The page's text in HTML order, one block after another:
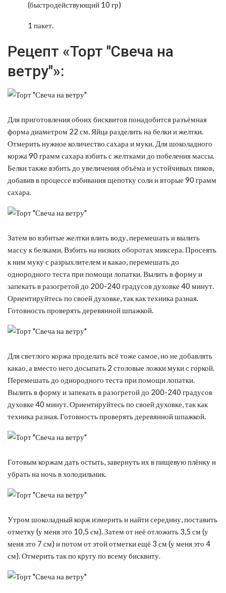
(быстродействующий 10 гр)
1 пакет.
Рецепт «Торт "Свеча на
ветру"»:
Для приготовления обоих бисквитов понадобится разъёмная
форма диаметром 22 см. Яйца разделить на белки и желтки.
Отмерить нужное количество сахара и муки. Для шоколадного
коржа 90 грамм сахара взбить с желтками до побеления массы.
Белки также взбить до увеличения объёма и устойчивых пиков,
добавив в процессе взбивания щепотку соли и вторые 90 грамм
сахара.
Затем во взбитые желтки влить воду, перемешать и вылить
массу к белками. Взбить на низких оборотах миксера. Просеять
к ним муку с разрыхлителем и какао, перемешать до
однородного теста при помощи лопатки. Вылить в форму и
запекать в разогретой до 200-240 градусов духовке 40 минут.
Ориентируйтесь по своей духовке, так как техника разная.
Готовность проверять деревянной шпажкой.
Для светлого коржа проделать всё тоже самое, но не добавлять
какао, а вместо него досыпать 2 столовые ложки муки с горкой.
Перемешать до однородного теста при помощи лопатки.
Вылить в форму и запекать в разогретой до 200-240 градусов
духовке 40 минут. Ориентируйтесь по своей духовке, так как
техника разная. Готовность проверять деревянной шпажкой.
Готовым коржам дать остыть, завернуть их в пищевую плёнку и
убрать на ночь в холодильник.
Утром шоколадный корж измерить и найти середину, поставить
отметку (у меня это 10,5 см). Затем от неё отложить 3,5 см (у
меня это 7 см) и потом от этой отметки ещё 3 см (у меня это 4
см). Отмерить так по кругу по всему бисквиту.